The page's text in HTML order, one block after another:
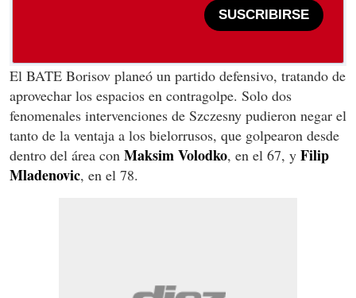
SUSCRIBIRSE
El BATE Borisov planeó un partido defensivo, tratando de
aprovechar los espacios en contragolpe. Solo dos
fenomenales intervenciones de Szczesny pudieron negar el
tanto de la ventaja a los bielorrusos, que golpearon desde
dentro del área con Maksim Volodko, en el 67, y Filip
Mladenovic, en el 78.